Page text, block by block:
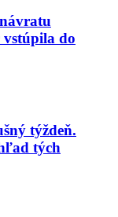
do
týždeň.
tých